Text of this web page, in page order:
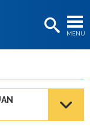
MENÚ